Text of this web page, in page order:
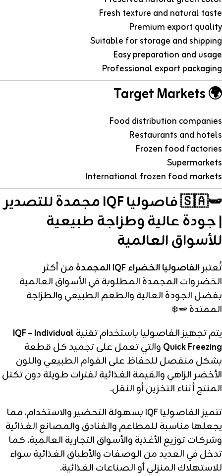
Fresh texture and natural taste
Premium export quality
Suitable for storage and shipping
Easy preparation and usage
Professional export packaging
🌍 Target Markets
Food distribution companies
Restaurants and hotels
Frozen food factories
Supermarkets
International frozen food markets
🇸🇦🫛 فاصوليا IQF مجمدة للتصدير
| جودة عالية وطزاجة طبيعية
للأسواق العالمية
تُعتبرالفاصوليا الخضراء IQF المجمدة
من أكثر
الخضروات المجمدة المطلوبة في الأسواق العالمية
بفضل الجودة العالية والطعم الطبيعي والطزاجة
الممتدة 🫛❄️
يتم تجهيز الفاصوليا باستخدام تقنيةIQF – Individual
Quick Freezing والتي تعمل على تجميد كل قطعة
بشكل منفصل للحفاظ على القوام الطبيعي واللون
الأخضر الزاهي والقيمة الغذائية لفترات طويلة دون تكتل
المنتج أثناء التخزين أو النقل.
تتميز الفاصوليا IQF بسهولة التحضير والاستخدام، مما
يجعلها مناسبة للمطاعم والفنادق والمصانع الغذائية
وشركات توزيع الأغذية والأسواق التجارية العالمية. كما
تدخل في العديد من الوصفات والأطباق الغذائية سواء
للاستهلاك المنزلي أو الصناعات الغذائية.